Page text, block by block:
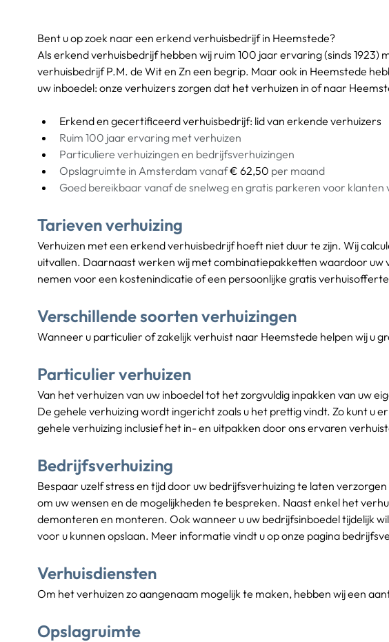
Bent u op zoek naar een erkend verhuisbedrijf in Heemstede?
Als erkend verhuisbedrijf hebben wij ruim 100 jaar ervaring (sinds
verhuisbedrijf P.M. de Wit en Zn een begrip. Maar ook in Heemstede
uw inboedel: onze verhuizers zorgen dat het verhuizen in of naar
Erkend en gecertificeerd verhuisbedrijf: lid van erkende verhuizers
Ruim 100 jaar ervaring met verhuizen
Particuliere verhuizingen en bedrijfsverhuizingen
Opslagruimte in Amsterdam vanaf € 62,50 per maand
Goed bereikbaar vanaf de snelweg en gratis parkeren voor klanten
Tarieven verhuizing
Verhuizen met een erkend verhuisbedrijf hoeft niet duur te zijn. Wij
uitvallen. Daarnaast werken wij met combinatiepakketten waardoor
nemen voor een kostenindicatie of een persoonlijke gratis
Verschillende soorten verhuizingen
Wanneer u particulier of zakelijk verhuist naar Heemstede helpen wij u
Particulier verhuizen
Van het verhuizen van uw inboedel tot het zorgvuldig inpakken van uw
De gehele verhuizing wordt ingericht zoals u het prettig vindt. Zo kunt u
gehele verhuizing inclusief het in- en uitpakken door ons ervaren
Bedrijfsverhuizing
Bespaar uzelf stress en tijd door uw bedrijfsverhuizing te laten
om uw wensen en de mogelijkheden te bespreken. Naast enkel het
demonteren en monteren. Ook wanneer u uw bedrijfsinboedel tijdelijk
voor u kunnen opslaan. Meer informatie vindt u op onze pagina
Verhuisdiensten
Om het verhuizen zo aangenaam mogelijk te maken, hebben wij een
Opslagruimte